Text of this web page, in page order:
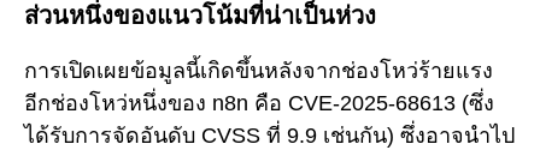
ส่วนหนึ่งของแนวโน้มที่น่าเป็นห่วง
การเปิดเผยข้อมูลนี้เกิดขึ้นหลังจากช่องโหว่ร้ายแรง
อีกช่องโหว่หนึ่งของ n8n คือ CVE-2025-68613 (ซึ่ง
ได้รับการจัดอันดับ CVSS ที่ 9.9 เช่นกัน) ซึ่งอาจนำไป